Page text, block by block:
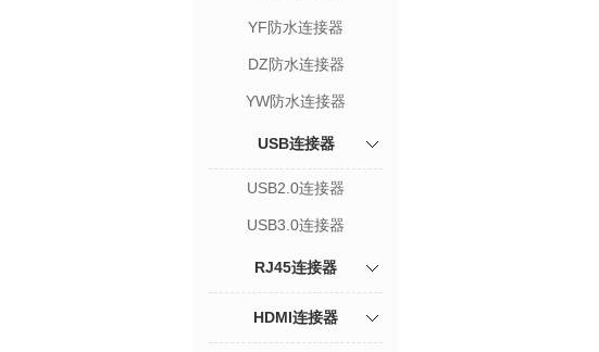
YF防水连接器
DZ防水连接器
YW防水连接器
USB连接器
USB2.0连接器
USB3.0连接器
RJ45连接器
HDMI连接器